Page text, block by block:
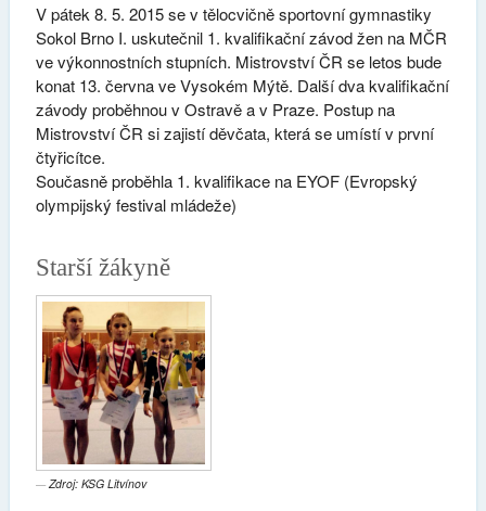
V pátek 8. 5. 2015 se v tělocvičně sportovní gymnastiky
Sokol Brno I. uskutečnil 1. kvalifikační závod žen na MČR
ve výkonnostních stupních. Mistrovství ČR se letos bude
konat 13. června ve Vysokém Mýtě. Další dva kvalifikační
závody proběhnou v Ostravě a v Praze. Postup na
Mistrovství ČR si zajistí děvčata, která se umístí v první
čtyřicítce.
Současně proběhla 1. kvalifikace na EYOF (Evropský
olympijský festival mládeže)
Starší žákyně
Zdroj: KSG Litvínov